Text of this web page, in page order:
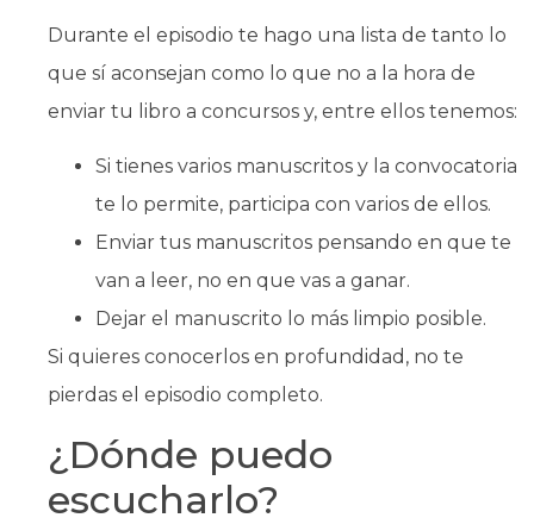
Durante el episodio te hago una lista de tanto lo
que sí aconsejan como lo que no a la hora de
enviar tu libro a concursos y, entre ellos tenemos:
Si tienes varios manuscritos y la convocatoria
te lo permite, participa con varios de ellos.
Enviar tus manuscritos pensando en que te
van a leer, no en que vas a ganar.
Dejar el manuscrito lo más limpio posible.
Si quieres conocerlos en profundidad, no te
pierdas el episodio completo.
¿Dónde puedo
escucharlo?